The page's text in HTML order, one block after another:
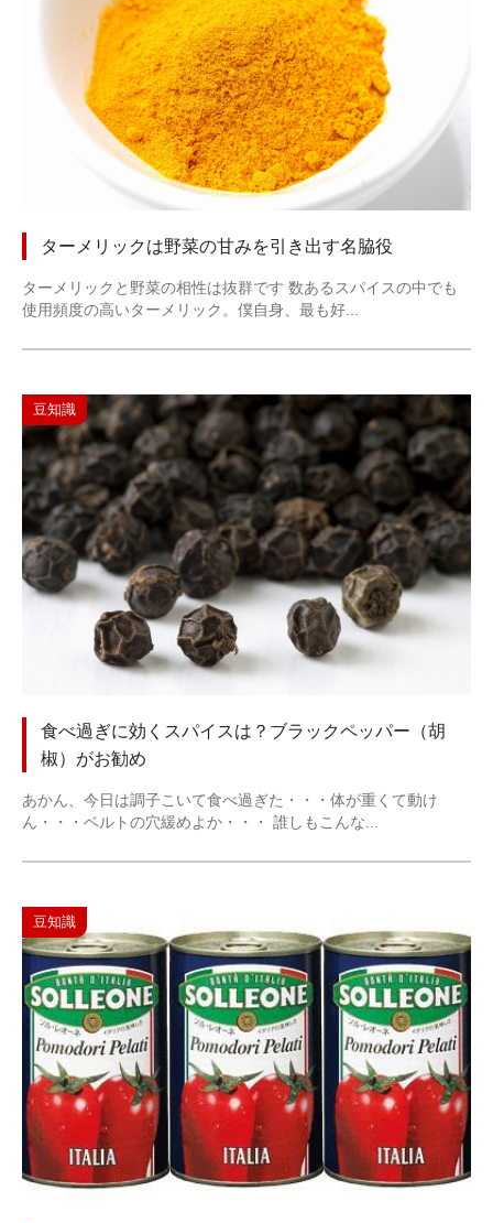
ターメリックは野菜の甘みを引き出す名脇役
ターメリックと野菜の相性は抜群です 数あるスパイスの中でも
使用頻度の高いターメリック。僕自身、最も好...
豆知識
食べ過ぎに効くスパイスは？ブラックペッパー（胡
椒）がお勧め
あかん、今日は調子こいて食べ過ぎた・・・体が重くて動け
ん・・・ベルトの穴緩めよか・・・ 誰しもこんな...
豆知識